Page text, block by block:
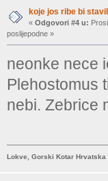
koje jos ribe bi
« Odgovori #4 u:
poslijepodne »
neonke nece
Plehostomus
nebi. Zebrice
Lokve, Gorski Kotar Hrvatska